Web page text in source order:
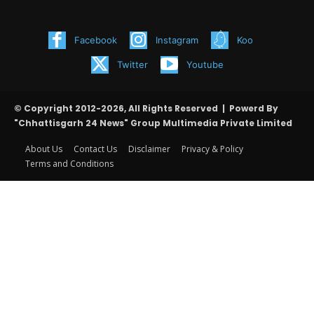
Facebook Instagram Koo
Twitter Youtube
© Copyright 2012-2026, All Rights Reserved | Powerd By
"Chhattisgarh 24 News" Group Multimedia Private Limited
About Us Contact Us Disclaimer
Privacy & Policy
Terms and Conditions